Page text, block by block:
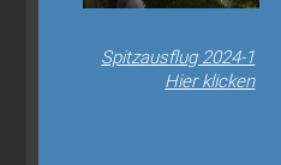
Spitzausflug 2024-1
Hier klicken